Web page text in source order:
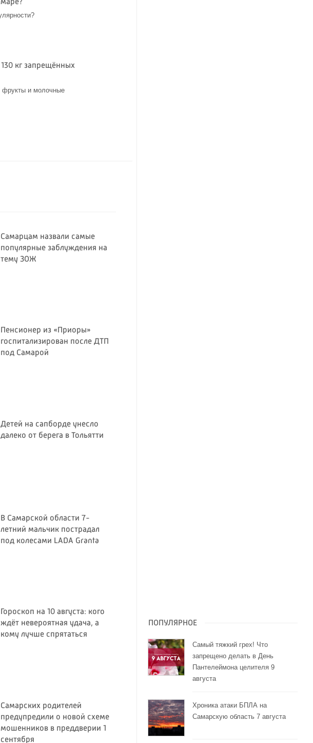
кг запрещённых
фрукты и молочные
Самарцам назвали самые
популярные заблуждения на
тему ЗОЖ
Пенсионер из «Приоры»
госпитализирован после ДТП
под Самарой
Детей на сапборде унесло
далеко от берега в Тольятти
В Самарской области 7-
летний мальчик пострадал
под колесами LADA Granta
Гороскоп на 10 августа: кого
ждёт невероятная удача, а
кому лучше спрятаться
Самарских родителей
предупредили о новой схеме
мошенников в преддверии 1
сентября
ПОПУЛЯРНОЕ
Самый тяжкий грех! Что
запрещено делать в День
Пантелеймона целителя 9
августа
Хроника атаки БПЛА на
Самарскую область 7 августа